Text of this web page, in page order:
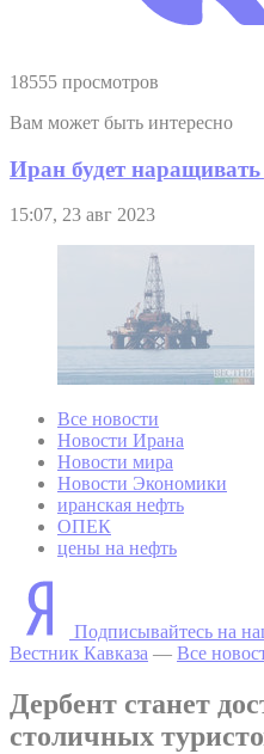
18555 просмотров
Вам может быть интересно
Иран будет
15:07, 23 авг 2023
Все новости
Новости Ирана
Новости мира
Новости Экономики
иранская нефть
ОПЕК
цены на нефть
Подписывайтесь на
Вестник Кавказа — Все
Дербент станет
столичных